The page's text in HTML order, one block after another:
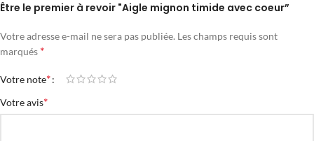
Être le premier à revoir "Aigle mignon timide avec coeur”
Votre adresse e-mail ne sera pas publiée. Les champs requis sont
marqués *
Votre note*
Votre avis*